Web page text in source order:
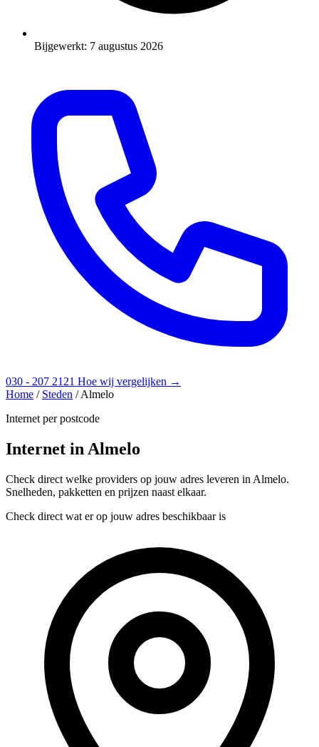
Bijgewerkt: 7 augustus 2026
030 - 207 2121 Hoe wij vergelijken →
Home / Steden / Almelo
Internet per postcode
Internet in Almelo
Check direct welke providers op jouw adres leveren in Almelo.
Snelheden, pakketten en prijzen naast elkaar.
Check direct wat er op jouw adres beschikbaar is